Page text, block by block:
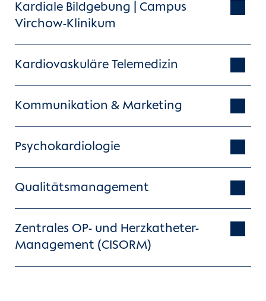
Kardiale Bildgebung | Campus
Virchow-Klinikum
Kardiovaskuläre Telemedizin
Kommunikation & Marketing
Psychokardiologie
Qualitätsmanagement
Zentrales OP- und Herzkatheter-
Management (CISORM)